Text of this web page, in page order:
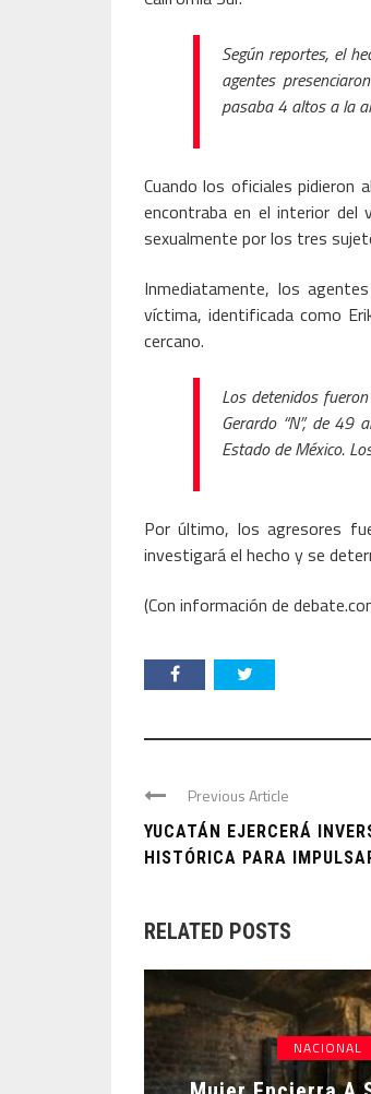
Según reportes, el
agentes
pasaba 4 altos a la
Cuando los oficiales pidieron
encontraba en el interior del
sexualmente por los tres
Inmediatamente, los
víctima, identificada como
cercano.
Los detenidos
Gerardo “N”, de 49
Estado de México.
Por último, los agresores
investigará el hecho y se
(Con información de
Previous Article
YUCATÁN EJERCERÁ
HISTÓRICA PARA
RELATED POSTS
NACIONAL